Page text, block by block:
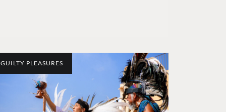
GUILTY PLEASURES